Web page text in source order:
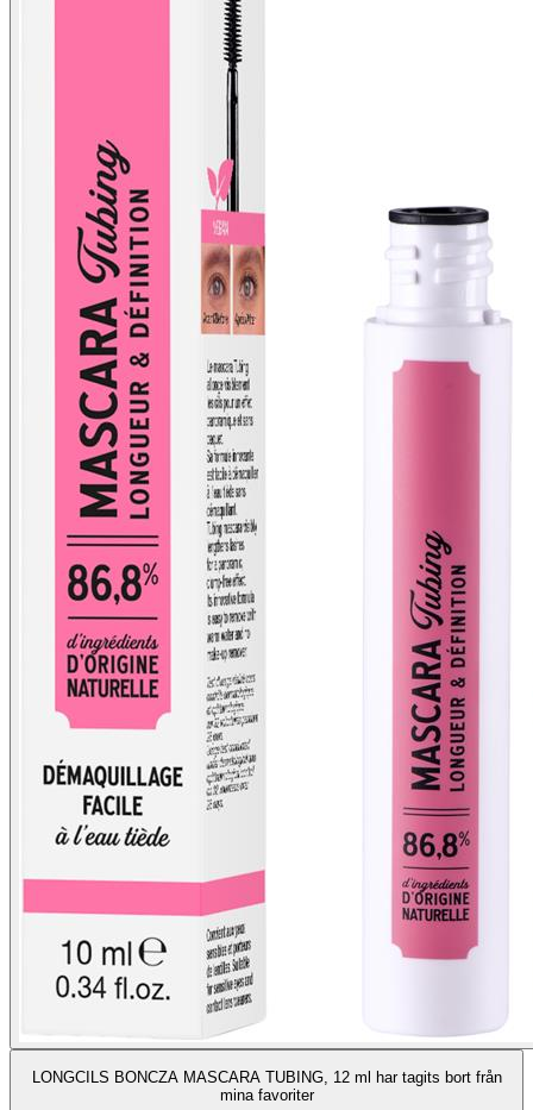
LONGCILS BONCZA MASCARA TUBING, 12 ml har tagits bort från
mina favoriter